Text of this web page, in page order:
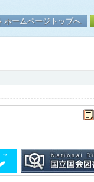
ホームページトップへ